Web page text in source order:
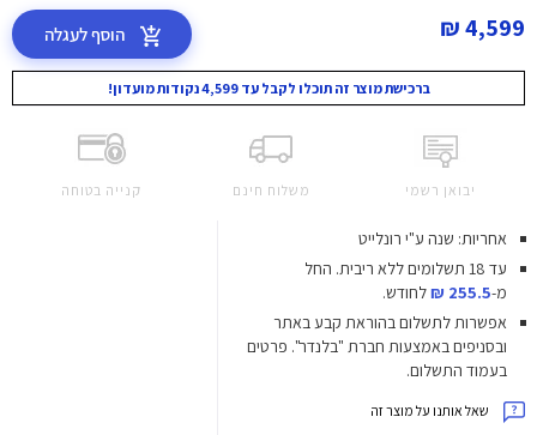
4,599 ₪ הוסף לעגלה
ברכישת מוצר זה תוכלו לקבל עד 4,599 נקודות מועדון!
יבואן רשמי משלוח חינם קנייה בטוחה
אחריות: שנה ע"י רונלייט
עד 18 תשלומים ללא ריבית.
החל
מ-255.5 ₪
לחודש.
אפשרות לתשלום בהוראת קבע באתר
ובסניפים באמצעות חברת "בלנדר". פרטים
בעמוד התשלום.
שאל אותנו על מוצר זה